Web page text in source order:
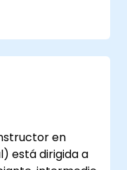
globales de
en
está dirigida a